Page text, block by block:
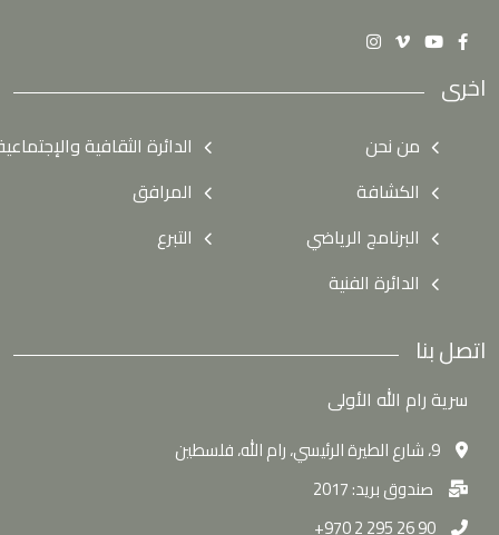
اخرى
من نحن
الدائرة الثقافية والإجتماعية
الكشافة
المرافق
البرنامج الرياضي
التبرع
الدائرة الفنية
اتصل بنا
سرية رام الله الأولى
9، شارع الطيرة الرئيسي، رام الله، فلسطين
صندوق بريد: 2017
90 26 295 2 970+